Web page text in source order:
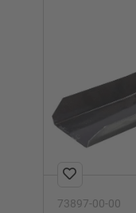
73897-00-00